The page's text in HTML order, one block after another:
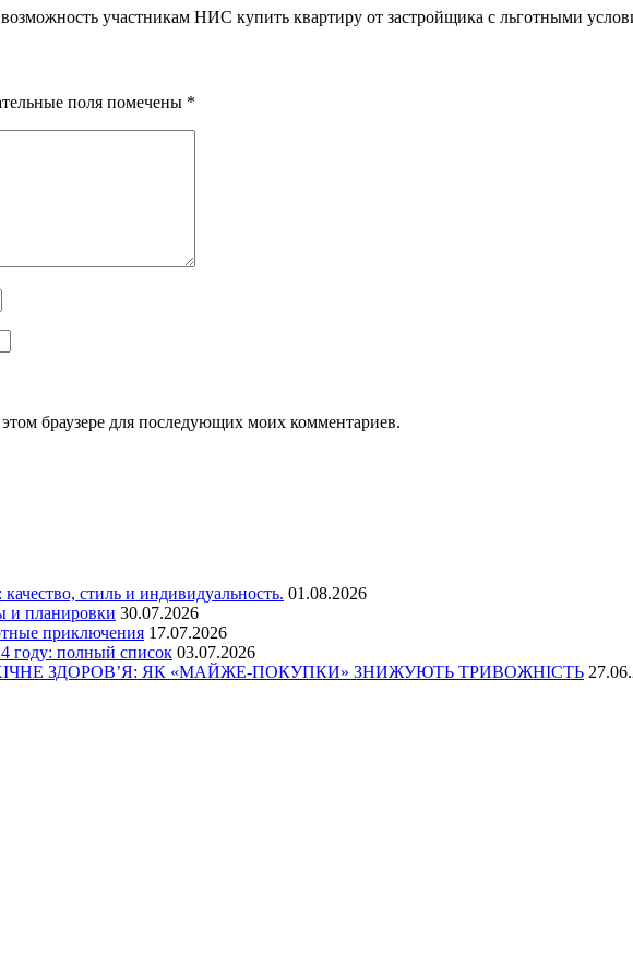
возможность участникам НИС купить квартиру от застройщика с льготными
поля помечены *
браузере для последующих моих комментариев.
стиль и индивидуальность. 01.08.2026
и планировки 30.07.2026
приключения 17.07.2026
году: полный список 03.07.2026
ЗДОРОВ’Я: ЯК «МАЙЖЕ-ПОКУПКИ» ЗНИЖУЮТЬ ТРИВОЖНІСТЬ